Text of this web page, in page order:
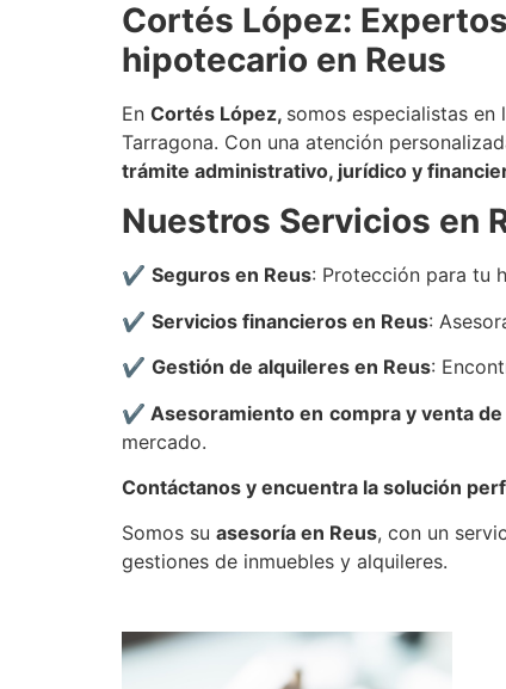
Cortés López:
hipotecario en Reus
En Cortés López, somos especialistas en
Tarragona. Con una atención
trámite administrativo, jurídico y
Nuestros Servicios en
✔ Seguros en Reus: Protección para tu
✔ Servicios financieros en Reus:
✔ Gestión de alquileres en Reus:
✔ Asesoramiento en compra y venta
mercado.
Contáctanos y encuentra la solución
Somos su asesoría en Reus, con un
gestiones de inmuebles y alquileres.